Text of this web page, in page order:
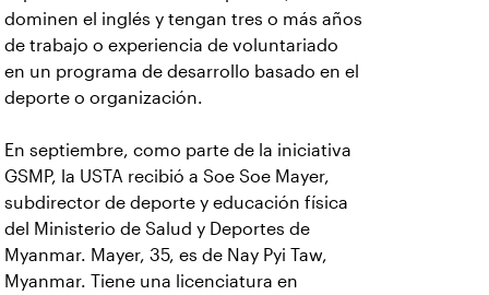
dominen el inglés y tengan tres o más años
de trabajo o experiencia de voluntariado
en un programa de desarrollo basado en el
deporte o organización.
En septiembre, como parte de la iniciativa
GSMP, la USTA recibió a Soe Soe Mayer,
subdirector de deporte y educación física
del Ministerio de Salud y Deportes de
Myanmar. Mayer, 35, es de Nay Pyi Taw,
Myanmar. Tiene una licenciatura en